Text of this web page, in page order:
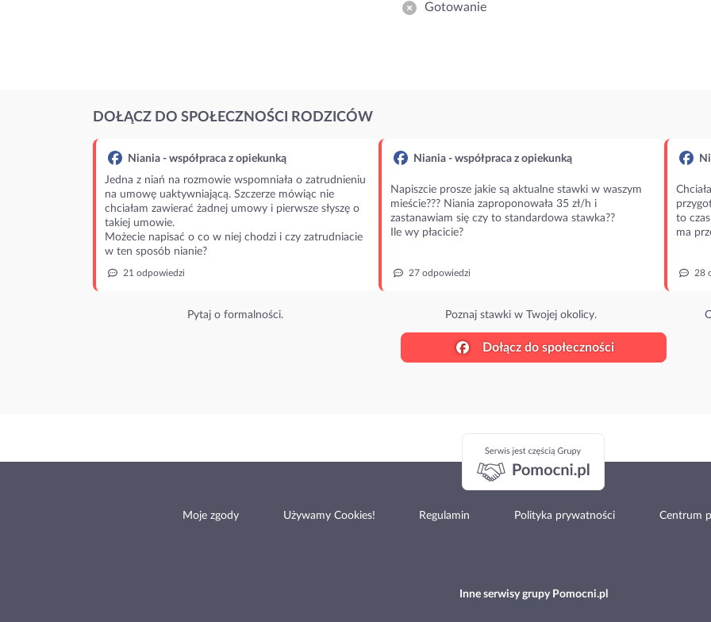
Gotowanie
DOŁĄCZ DO SPOŁECZNOŚCI RODZICÓW
Niania - współpraca z opiekunką
Jedna z niań na rozmowie wspomniała o zatrudnieniu
na umowę uaktywniającą. Szczerze mówiąc nie
chciałam zawierać żadnej umowy i pierwsze słyszę o
takiej umowie.
Możecie napisać o co w niej chodzi i czy zatrudniacie
w ten sposób nianie?
21 odpowiedzi
Pytaj o formalności.
Niania - współpraca z opiekunką
Napiszcie prosze jakie są aktualne stawki w waszym
mieście??? Niania zaproponowała 35 zł/h i
zastanawiam się czy to standardowa stawka??
Ile wy płacicie?
27 odpowiedzi
Poznaj stawki w Twojej okolicy.
to
ma
28
Dołącz do społeczności
Moje zgody Używamy Cookies! Regulamin Polityka prywatności Centrum
Inne serwisy grupy Pomocni.pl